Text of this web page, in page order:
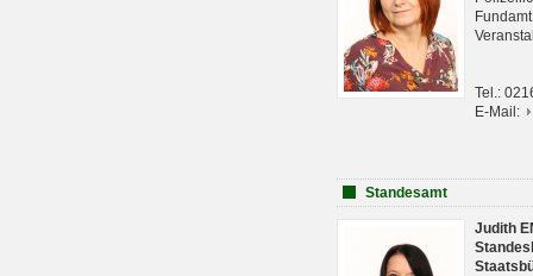
Tel.:
E-Mail:
Standesamt
Judith